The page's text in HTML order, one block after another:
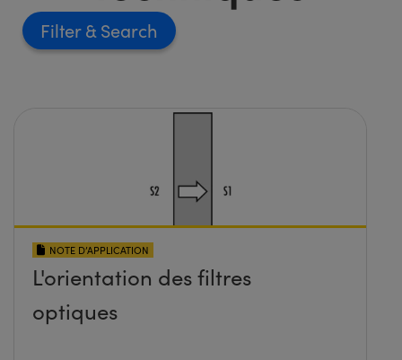
Filter
NOTE D’APPLICATION
L'orientation des filtres
optiques